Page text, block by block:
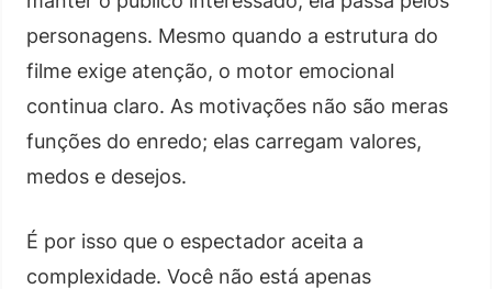
personagens. Mesmo quando a estrutura do
filme exige atenção, o motor emocional
continua claro. As motivações não são meras
funções do enredo; elas carregam valores,
medos e desejos.
É por isso que o espectador aceita a
complexidade. Você não está apenas